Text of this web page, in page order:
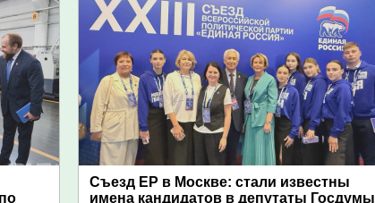
Съезд ЕР в Москве: стали известны
имена кандидатов в депутаты Госдумы